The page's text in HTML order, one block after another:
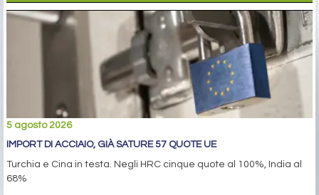
5 agosto 2026
IMPORT DI ACCIAIO, GIÀ SATURE 57 QUOTE UE
Turchia e Cina in testa. Negli HRC cinque quote al 100%, India al
68%